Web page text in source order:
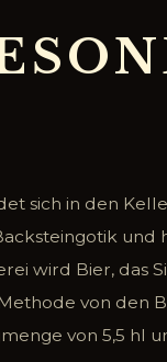
SON
sich in den
wird Bier, das
von den
von 5,5 hl